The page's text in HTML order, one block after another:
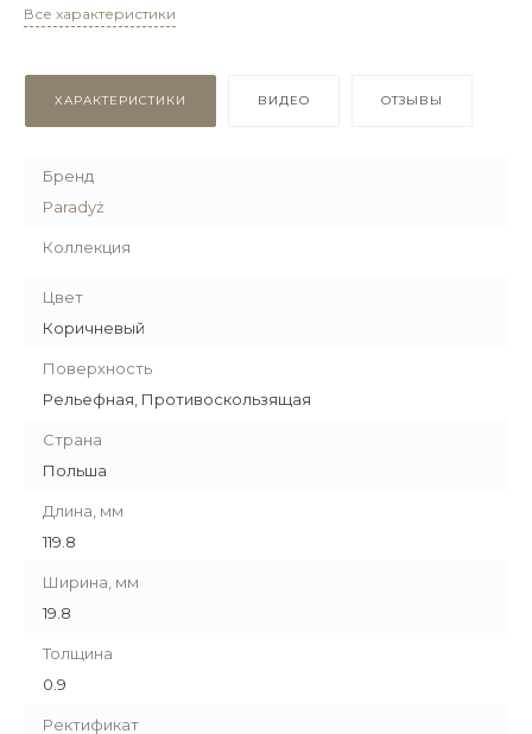
Все характеристики
ХАРАКТЕРИСТИКИ ВИДЕО ОТЗЫВЫ
Бренд
Paradyż
Коллекция
Цвет
Коричневый
Поверхность
Рельефная, Противоскользящая
Страна
Польша
Длина, мм
119.8
Ширина, мм
19.8
Толщина
0.9
Ректификат